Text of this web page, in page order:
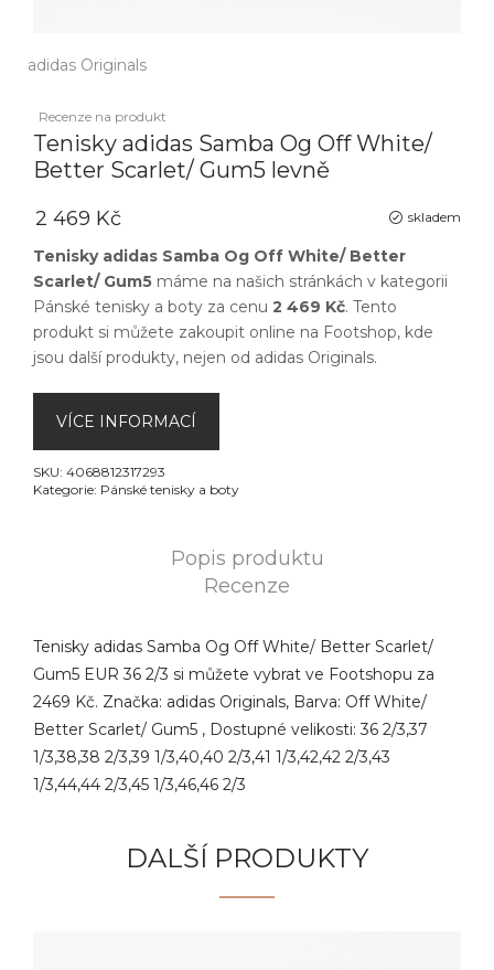
adidas Originals
Recenze na produkt
Tenisky adidas Samba Og Off White/
Better Scarlet/ Gum5 levně
skladem
2 469 Kč
Tenisky adidas Samba Og Off White/ Better
Scarlet/ Gum5 máme na našich stránkách v kategorii
Pánské tenisky a boty za cenu 2 469 Kč. Tento
produkt si můžete zakoupit online na Footshop, kde
jsou další produkty, nejen od adidas Originals.
VÍCE INFORMACÍ
SKU: 4068812317293
Kategorie: Pánské tenisky a boty
Popis produktu
Recenze
Tenisky adidas Samba Og Off White/ Better Scarlet/
Gum5 EUR 36 2/3 si můžete vybrat ve Footshopu za
2469 Kč. Značka: adidas Originals, Barva: Off White/
Better Scarlet/ Gum5 , Dostupné velikosti: 36 2/3,37
1/3,38,38 2/3,39 1/3,40,40 2/3,41 1/3,42,42 2/3,43
1/3,44,44 2/3,45 1/3,46,46 2/3
DALŠÍ PRODUKTY